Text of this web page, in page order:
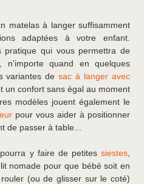
matelas à langer suffisamment
adaptées à votre enfant.
pratique qui vous permettra de
n'importe quand en quelques
variantes desac à langer avec
un confort sans égal au moment
modèles jouent également le
pour vous aider à positionner
de passer à table...
y faire de petites siestes
nomade pour que bébé soit en
(ou de glisser sur le coté)